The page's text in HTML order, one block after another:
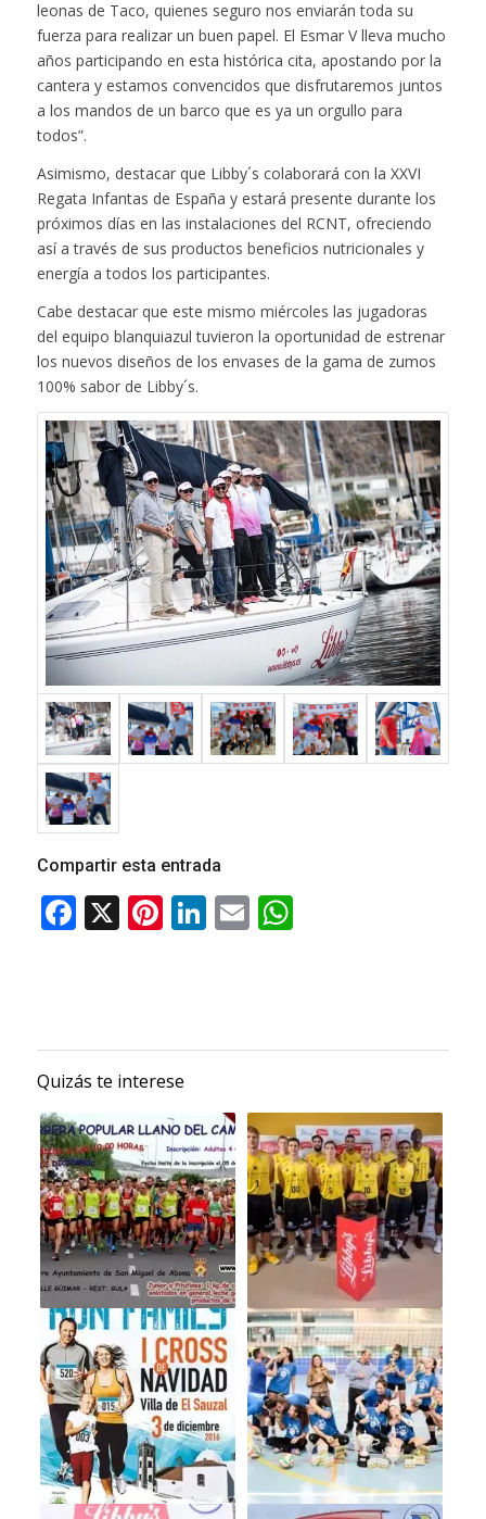
leonas de Taco, quienes seguro nos enviarán toda su
fuerza para realizar un buen papel. El Esmar V lleva mucho
años participando en esta histórica cita, apostando por la
cantera y estamos convencidos que disfrutaremos juntos
a los mandos de un barco que es ya un orgullo para
todos”.
Asimismo, destacar que Libby´s colaborará con la XXVI
Regata Infantas de España y estará presente durante los
próximos días en las instalaciones del RCNT, ofreciendo
así a través de sus productos beneficios nutricionales y
energía a todos los participantes.
Cabe destacar que este mismo miércoles las jugadoras
del equipo blanquiazul tuvieron la oportunidad de estrenar
los nuevos diseños de los envases de la gama de zumos
100% sabor de Libby´s.
Compartir esta entrada
Quizás te interese